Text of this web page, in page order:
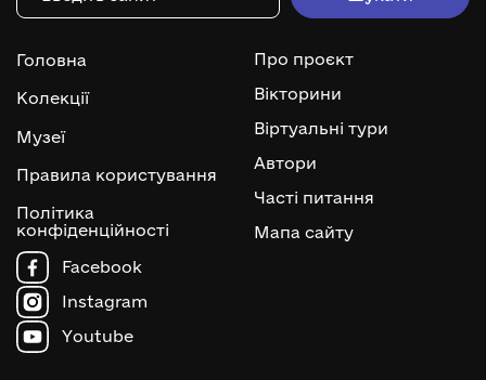
Головна
Колекції
Музеї
Правила користування
Політика
конфіденційності
Про проєкт
Вікторини
Віртуальні тури
Автори
Часті питання
Мапа сайту
Facebook
Instagram
Youtube